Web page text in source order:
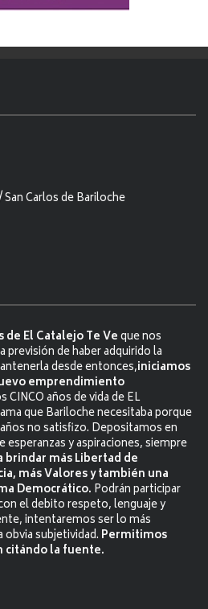
Carlos de Bariloche
El Catalejo Te Veque nos
de haber adquirido la
desde entonces,iniciamos
emprendimiento
CINCO años de vida de EL
que Bariloche necesitaba porque
no satisfizo. Depositamos en
y aspiraciones, siempre
brindar más Libertad de
más Valores y también una
Democrático. Podrán participar
el debito respeto, lenguaje y
intentaremos ser lo más
subjetividad. Permitimos
citándo la fuente.